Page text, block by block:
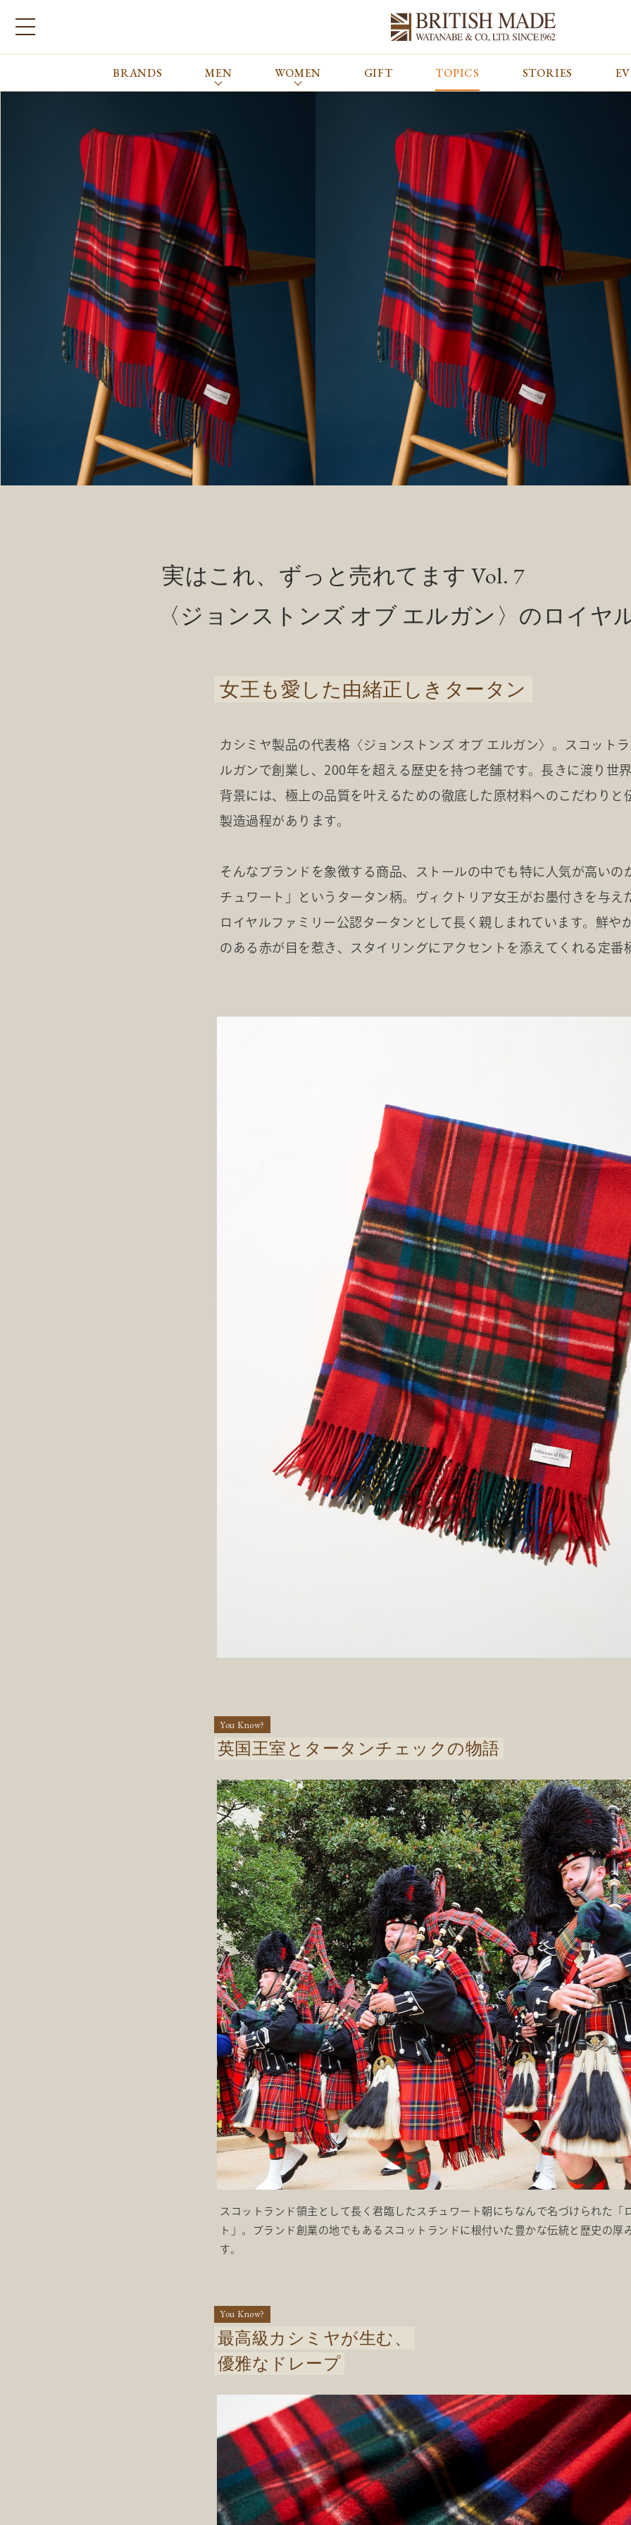
ブランドから探す
Barbour
Bennett Winch
Billingham
Bowhill&Elliott
BRITISH MADE
Caledoor
Church’s
Clarks
corgi
DENTS
Drake’s
FOX UMBRELLAS
GLENROYAL
JOSEPH CHEANEY
macalastair
New Balance
PANTHERELLA
REPRODUCTION
OF FOUND
SUNSPEL
The Edinburgh
Natural Skincare
Zatchels
OUTLET
カテゴリから探す
マフラー&ストール
ボトム
帽子&グローブ
ケア用品
その他
コンテンツをみる
BLOG
CONCEPT
SHOP LIST
ALL MEN WOMEN
BRANDS MEN WOMEN GIFT TOPICS STORIES
実はこれ、ずっと売れてます Vol. 7
〈ジョンストンズ オブ エルガン〉のロイヤ
女王も愛した由緒正しきタータン
カシミヤ製品の代表格〈ジョンストンズ オブ エルガン〉。スコット
ルガンで創業し、200年を超える歴史を持つ老舗です。長きに渡り世
背景には、極上の品質を叶えるための徹底した原材料へのこだわりと
製造過程があります。
そんなブランドを象徴する商品、ストールの中でも特に人気が高いの
チュワート」というタータン柄。ヴィクトリア女王がお墨付きを与え
ロイヤルファミリー公認タータンとして長く親しまれています。鮮や
のある赤が目を惹き、スタイリングにアクセントを添えてくれる定番
You Know?
英国王室とタータンチェックの物語
スコットランド領主として長く君臨したスチュワート朝にちなんで名づけられた「
ト」。ブランド創業の地でもあるスコットランドに根付いた豊かな伝統と歴史の厚
す。
You Know?
最高級カシミヤが生む、
優雅なドレープ